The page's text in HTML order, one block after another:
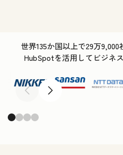
世界135か国以上で29万
HubSpotを活用してビジネ
前へ 次へ